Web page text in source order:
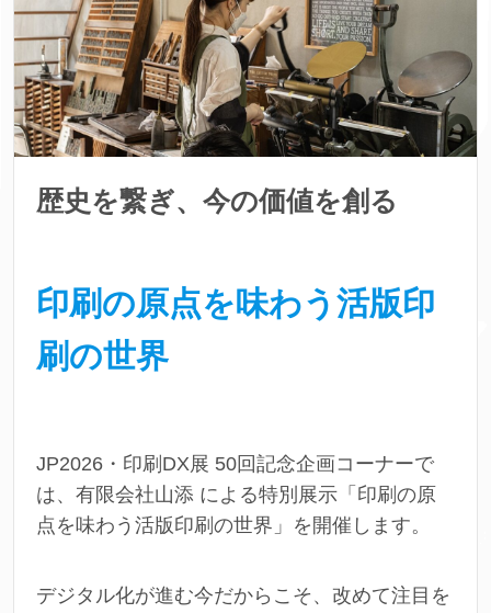
歴史を繋ぎ、今の価値を創る
印刷の原点を味わう活版印
刷の世界
JP2026・印刷DX展 50回記念企画コーナーで
は、有限会社山添 による特別展示「印刷の原
点を味わう活版印刷の世界」を開催します。
デジタル化が進む今だからこそ、改めて注目を